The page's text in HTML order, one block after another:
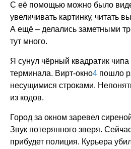
С её помощью можно было
увеличивать картинку, читать
А ещё – делались заметными
тут много.
Я сунул чёрный квадратик чипа
терминала. Вирт-окно4 пошло
несущимися строками.
из кодов.
Город за окном заревел
Звук потерянного зверя.
прибудет полиция. Курьера